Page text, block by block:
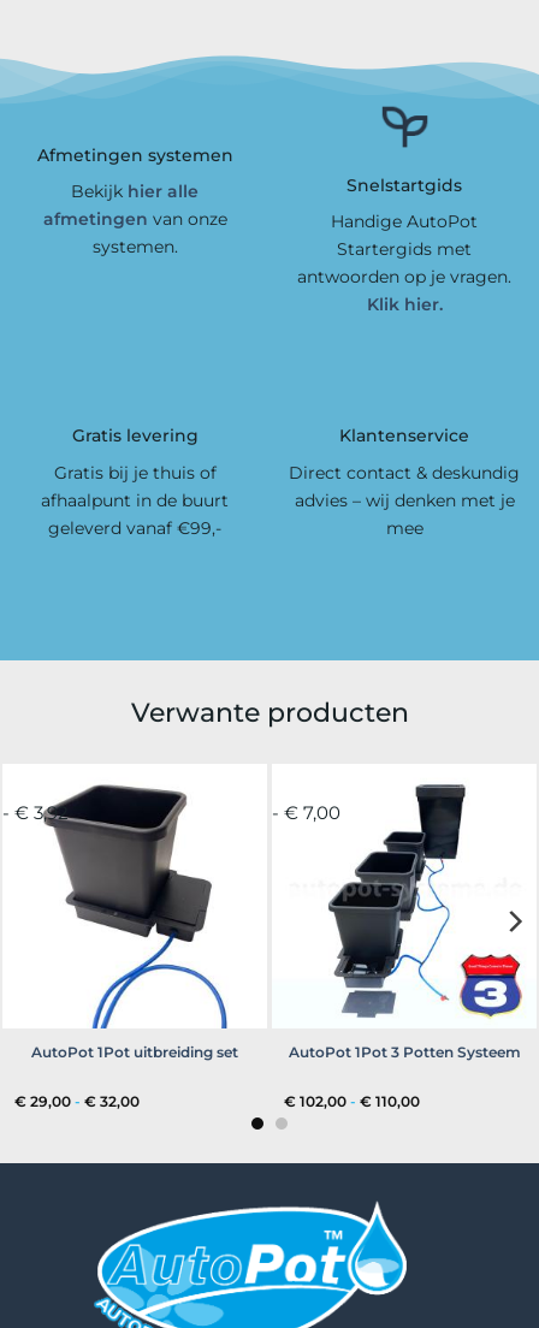
Afmetingen systemen
Bekijk hier alle
afmetingen van onze
systemen.
Snelstartgids
Handige AutoPot
Startergids met
antwoorden op je vragen.
Klik hier.
Gratis levering
Gratis bij je thuis of
afhaalpunt in de buurt
geleverd vanaf €99,-
Klantenservice
Direct contact & deskundig
advies – wij denken met je
mee
Verwante producten
- € 3,92
AutoPot 1Pot uitbreiding set
€ 29,00 - € 32,00Prijsklasse:
- € 7,00
AutoPot 1Pot 3 Potten Systeem
€ 102,00 - € 110,00Prijsklasse: